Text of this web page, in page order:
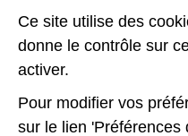
Données
Kit de
Ce site utilise des
donne le contrôle sur
activer.
Pour modifier vos
sur le lien 'Préférences